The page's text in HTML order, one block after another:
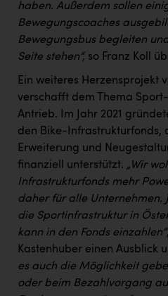
haben. Außerdem sollen
Bewegungscoaches
Bewegungsbus begleiten
Seite stehen“, so Franz Koll
Ein weiteres Herzensprojekt
verschafft dem Thema
Antrieb. Im Jahr 2021
den Bike-Infrastrukturfonds,
Erweiterung und
finanziell unterstützt. „Wir
Infrastrukturfonds mehr
daher für alle Unternehmen.
die Sportinfrastruktur in
kann in den Fonds einzahlen“
Kastenhuber einen Ausblick
es auch die Möglichkeit
oder beim Bezahlvorgang